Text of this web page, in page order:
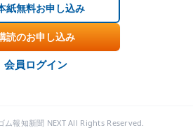
紙無料お申し込み
読のお申し込み
会員ログイン
報知新聞 NEXT All Rights Reserved.